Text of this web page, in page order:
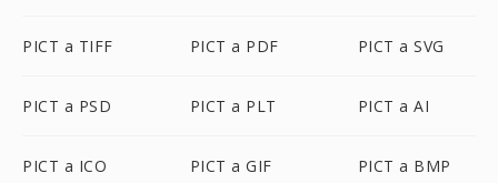
PICT a TIFF PICT a PDF PICT a SVG
PICT a PSD PICT a PLT PICT a AI
PICT a ICO PICT a GIF PICT a BMP